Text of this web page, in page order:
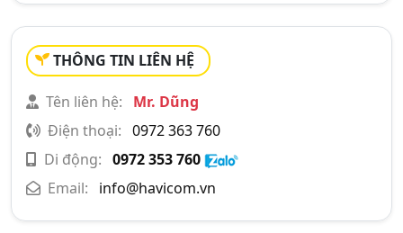
THÔNG TIN LIÊN HỆ
Tên liên hệ:
Mr. Dũng
Điện thoại: 0972 363 760
Di động: 0972 353 760
Email:
info@havicom.vn